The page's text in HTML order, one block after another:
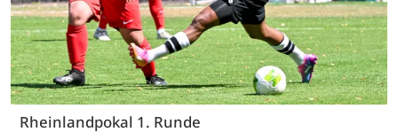
Rheinlandpokal 1. Runde